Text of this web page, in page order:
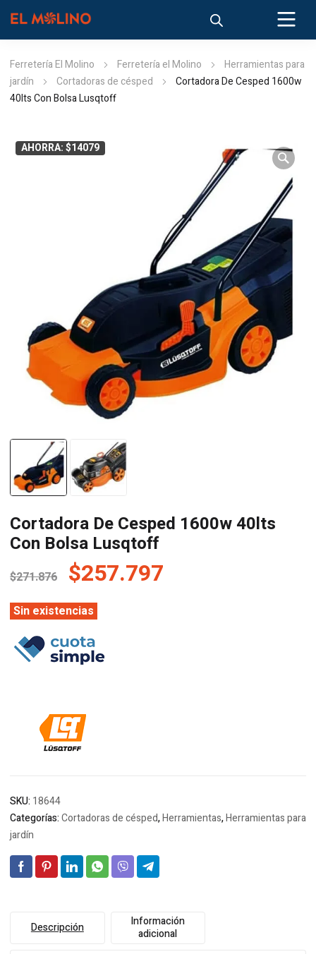
Ferretería El Molino Ferretería el Molino
Herramientas para
jardín
Cortadoras de césped
Cortadora De Cesped 1600w
40lts Con Bolsa Lusqtoff
AHORRA: $14079
Cortadora De Cesped 1600w 40lts
Con Bolsa Lusqtoff
$271.876 El
precio
original
era:
$271.876.
$257.797
Sin existencias
SKU: 18644
Categorías:Cortadoras de césped,Herramientas,Herramientas para
jardín
Descripción
Información
adicional